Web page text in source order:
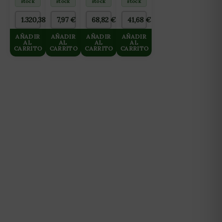
L/DIA
HASTA
125 L/H
stock
1.320,38
AÑADIR
AL
CARRITO
stock
7,97€
AÑADIR
AL
CARRITO
Nº2
BLOOM
10L
stock
68,82€
AÑADIR
AL
CARRITO
stock
41,68 €
AÑADIR
AL
CARRITO